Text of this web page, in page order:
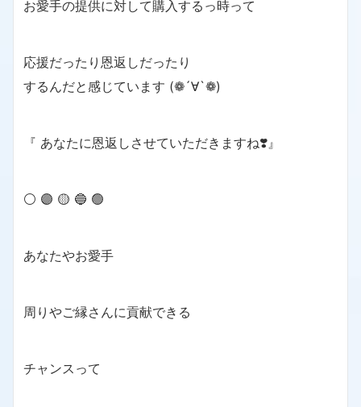
お愛手の提供に対して購入するっ時って
応援だったり恩返しだったり
するんだと感じています (❁´∀`❁)
『 あなたに恩返しさせていただきますね❣️』
⚪️ 🟣 🟡 🔵 🟢
あなたやお愛手
周りやご縁さんに貢献できる
チャンスって